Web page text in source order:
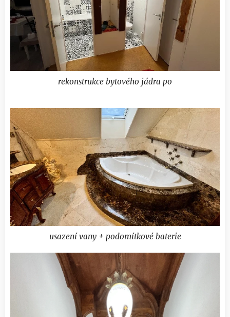
rekonstrukce bytového jádra po
usazení vany + podomítkové baterie